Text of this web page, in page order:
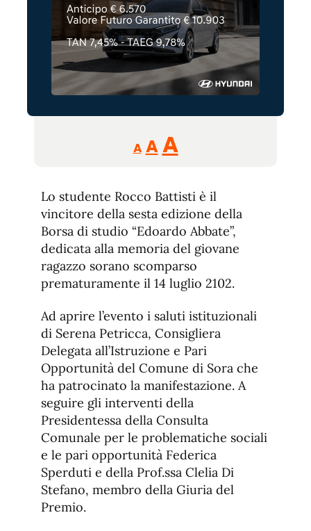
A
Reducir
tamaño
A Restablecer
de
fuente
AAumentar
de
fuente.
Lo studente Rocco Battisti è il
vincitore della sesta edizione della
Borsa di studio “Edoardo Abbate”,
dedicata alla memoria del giovane
ragazzo sorano scomparso
prematuramente il 14 luglio 2102.
Ad aprire l’evento i saluti istituzionali
di Serena Petricca, Consigliera
Delegata all’Istruzione e Pari
Opportunità del Comune di Sora che
ha patrocinato la manifestazione. A
seguire gli interventi della
Presidentessa della Consulta
Comunale per le problematiche sociali
e le pari opportunità Federica
Sperduti e della Prof.ssa Clelia Di
Stefano, membro della Giuria del
Premio.